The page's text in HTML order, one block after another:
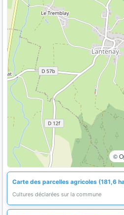
©
Carte des parcelles agricoles (181,6
Cultures déclarées sur la commune